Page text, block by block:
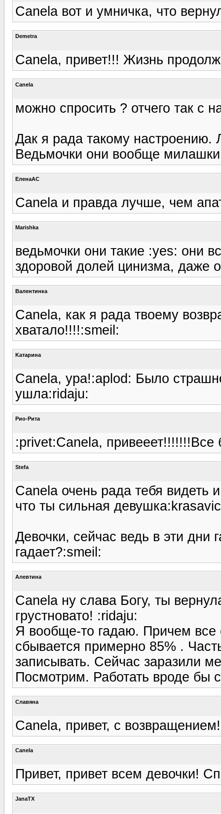
Canela вот и умничка, что
Demetra
Canela, привет!!! Жизнь
Canela
можно спросить ? отчего так с
Дак я рада такому настроению.
Ведьмочки они вообще
ЕленаАС
Canela и правда лучше, чем
Marishka
ведьмочки они такие :yes: они
здоровой долей цинизма, даже
Валентинка
Canela, как я рада твоему
хватало!!!!:smeil:
Kатарина
Canela, ура!:aplod: Было
ушла:ridaju:
Рио-Рита
:privet:Canela,
Stefa
Canela очень рада тебя видеть
что ты сильная
Девочки, сейчас ведь в эти дни
гадает?:smeil:
Алевтина
Canela ну слава Богу, ты
грустновато! :ridaju:
Я вообще-то гадаю. Причем все
сбывается примерно 85% .
записывать. Сейчас заразили
Посмотрим. Работать вроде бы
Славяна
Canela, привет, с
Canela
Привет, привет всем девочки!
JanaTX